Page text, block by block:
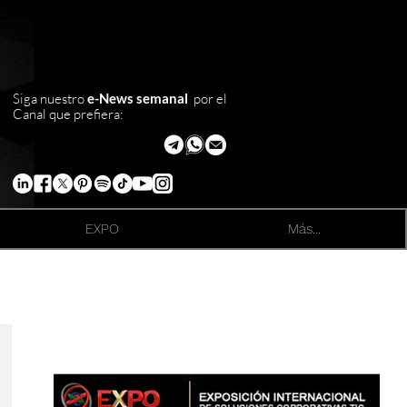
Siga nuestroe-News semanal por el
Canal que prefiera:
EXPO Más...